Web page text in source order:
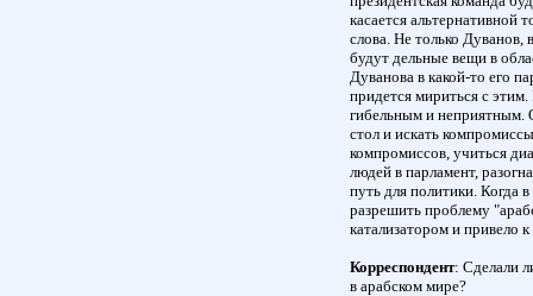
касается альтернативной
слова. Не только Дуванов,
будут дельные вещи в
Дуванова в какой-то его
придется мириться с
гибельным и неприятным.
стол и искать
компромиссов, учиться
людей в парламент,
путь для политики. Когда
разрешить проблему
катализатором и привело
Корреспондент: Сделали
в арабском мире?